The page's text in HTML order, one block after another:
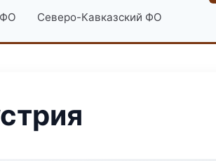
Северо-Кавказский ФО